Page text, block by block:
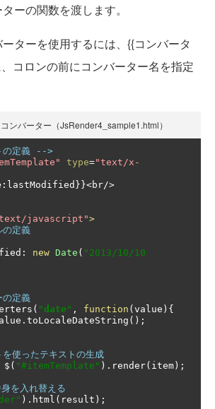
ーの関数を渡します。
ターを使用するには、{{コンバータ
コロンの前にコンバーター名を指定
ンバーター（JsRender4_sample1.html）
の定義 -->
type="text/x-
: lastModified }}<br/>
javascript">
定義
: new Date ( "2013/10/10
定義
( "date " , function (value ){
. toLocaleDateString ();
使ったテキストの生成
$ ( "#itemTemplate" ). render( item);
を入れ替える
). html ( result );